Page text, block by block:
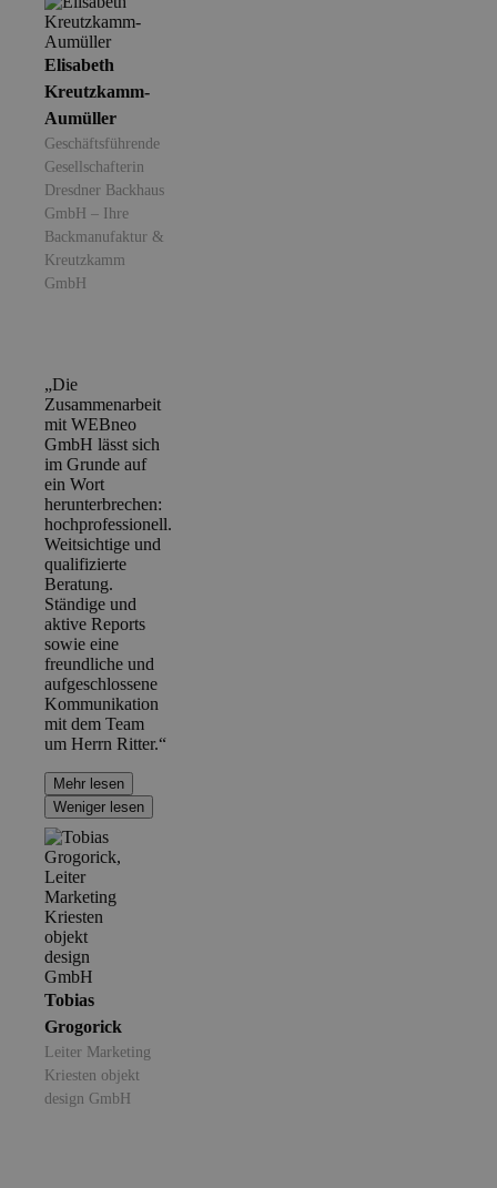
Elisabeth
Kreutzkamm-
Aumüller
Geschäftsführende
Gesellschafterin
Dresdner Backhaus
GmbH – Ihre
Backmanufaktur &
Kreutzkamm
GmbH
„Die
Zusammenarbeit
mit WEBneo
GmbH lässt sich
im Grunde auf
ein Wort
herunterbrechen:
hochprofessionell.
Weitsichtige und
qualifizierte
Beratung.
Ständige und
aktive Reports
sowie eine
freundliche und
aufgeschlossene
Kommunikation
mit dem Team
um Herrn Ritter.“
Mehr lesen
Weniger lesen
Tobias
Grogorick
Leiter Marketing
Kriesten objekt
design GmbH